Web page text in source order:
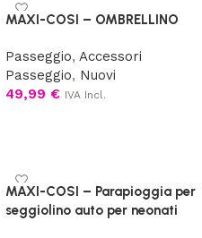
MAXI-COSI – OMBRELLINO
Passeggio, Accessori
Passeggio, Nuovi
49,99 € IVA Incl.
MAXI-COSI – Parapioggia per
seggiolino auto per neonati